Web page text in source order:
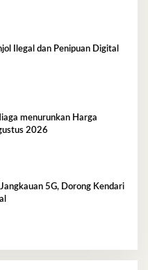
Ilegal dan Penipuan Digital
menurunkan Harga
2026
Jangkauan 5G, Dorong Kendari